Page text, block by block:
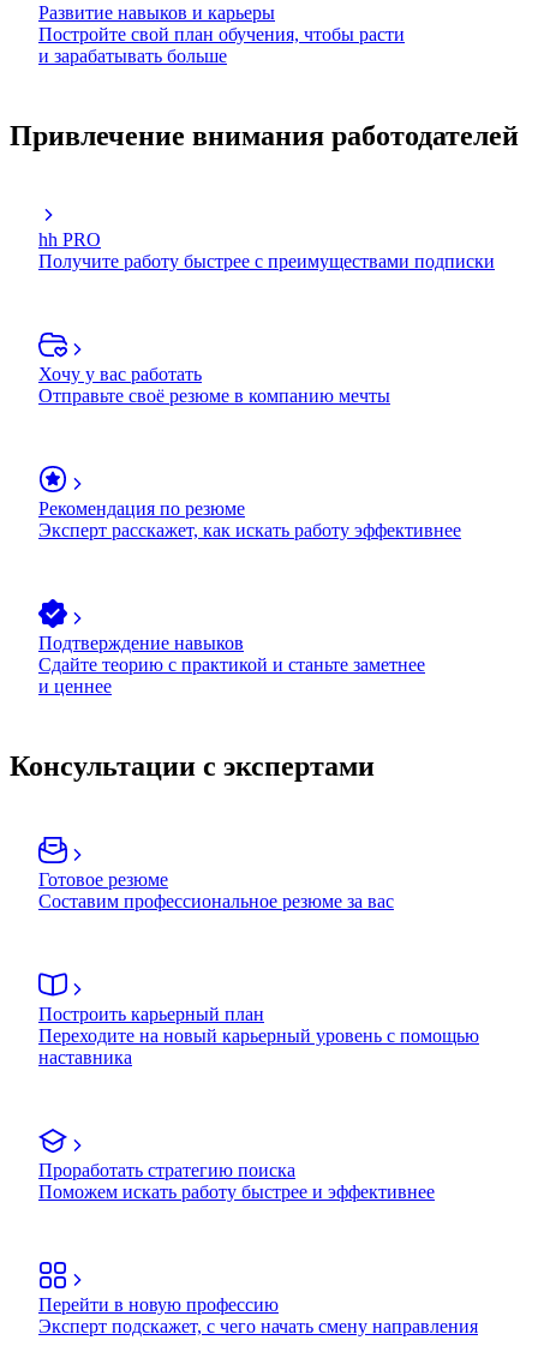
Развитие навыков и карьеры
Постройте свой план обучения, чтобы расти
и зарабатывать больше
Привлечение внимания работодателей
hh PRO
Получите работу быстрее с преимуществами подписки
Хочу у вас работать
Отправьте своё резюме в компанию мечты
Рекомендация по резюме
Эксперт расскажет, как искать работу эффективнее
Подтверждение навыков
Сдайте теорию с практикой и станьте заметнее
и ценнее
Консультации с экспертами
Готовое резюме
Составим профессиональное резюме за вас
Построить карьерный план
Переходите на новый карьерный уровень с помощью
наставника
Проработать стратегию поиска
Поможем искать работу быстрее и эффективнее
Перейти в новую профессию
Эксперт подскажет, с чего начать смену направления